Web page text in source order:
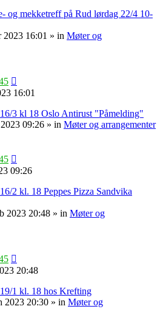
og mekketreff på Rud lørdag 22/4 10-
2023 16:01 » in Møter og
16:01
3 kl 18 Oslo Antirust "Påmelding"
09:26 » in Møter og arrangementer
09:26
2 kl. 18 Peppes Pizza Sandvika
2023 20:48 » in Møter og
20:48
1 kl. 18 hos Krefting
2023 20:30 » in Møter og